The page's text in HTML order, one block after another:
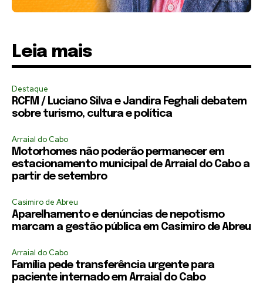
Leia mais
Destaque
RCFM / Luciano Silva e Jandira Feghali debatem
sobre turismo, cultura e política
Arraial do Cabo
Motorhomes não poderão permanecer em
estacionamento municipal de Arraial do Cabo a
partir de setembro
Casimiro de Abreu
Aparelhamento e denúncias de nepotismo
marcam a gestão pública em Casimiro de Abreu
Arraial do Cabo
Família pede transferência urgente para
paciente internado em Arraial do Cabo